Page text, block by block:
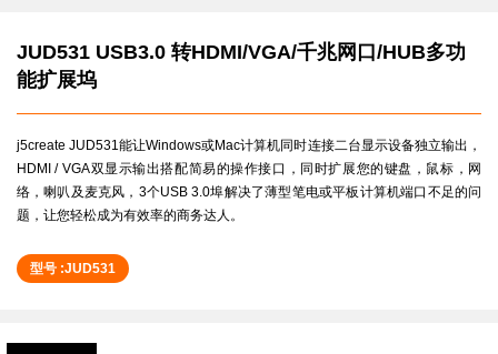
JUD531 USB3.0 转HDMI/VGA/千兆网口/HUB多功
能扩展坞
j5create JUD531能让Windows或Mac计算机同时连接二台显示设备独立输出，
HDMI / VGA双显示输出搭配简易的操作接口，同时扩展您的键盘，鼠标，网
络，喇叭及麦克风，3个USB 3.0埠解决了薄型笔电或平板计算机端口不足的问
题，让您轻松成为有效率的商务达人。
型号 :JUD531